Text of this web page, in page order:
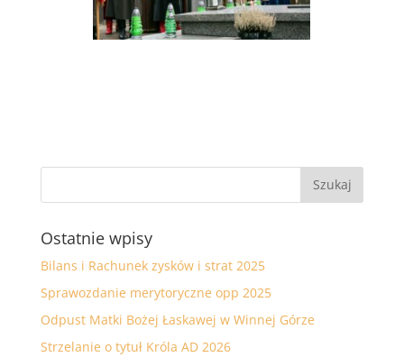
Ostatnie wpisy
Bilans i Rachunek zysków i strat 2025
Sprawozdanie merytoryczne opp 2025
Odpust Matki Bożej Łaskawej w Winnej Górze
Strzelanie o tytuł Króla AD 2026